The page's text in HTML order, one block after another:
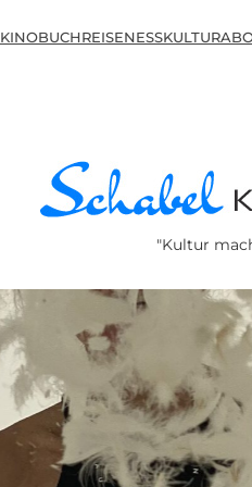
KINOBUCHREISENESSKULTUR
"Kultur